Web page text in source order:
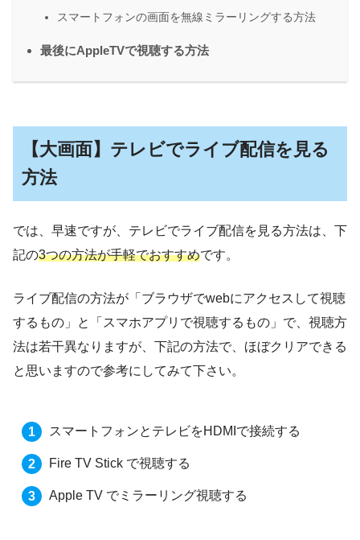
スマートフォンの画面を無線ミラーリングする方法
最後にAppleTVで視聴する方法
【大画面】テレビでライブ配信を見る
方法
では、早速ですが、テレビでライブ配信を見る方法は、下
記の3つの方法が手軽でおすすめです。
ライブ配信の方法が「ブラウザでwebにアクセスして視聴
するもの」と「スマホアプリで視聴するもの」で、視聴方
法は若干異なりますが、下記の方法で、ほぼクリアできる
と思いますので参考にしてみて下さい。
スマートフォンとテレビをHDMIで接続する
Fire TV Stick で視聴する
Apple TV でミラーリング視聴する